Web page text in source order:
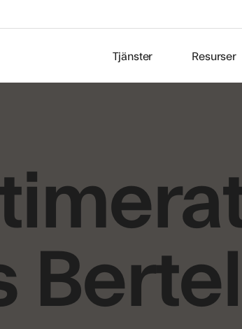
Tjänster Resurser